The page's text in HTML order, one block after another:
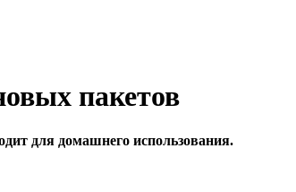
пакетов
для домашнего использования.